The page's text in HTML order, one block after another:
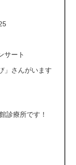
サート
」さんがいます
診療所です！